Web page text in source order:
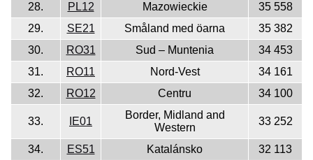
28.
PL12 Mazowieckie
35 558
29.
SE21 Småland med öarna
35 382
30.
RO31 Sud – Muntenia
34 453
31.
RO11 Nord-Vest
34 161
32.
RO12 Centru 34 100
33. IE01
Border, Midland and
Western
33 252
34. ES51 Katalánsko
32 113